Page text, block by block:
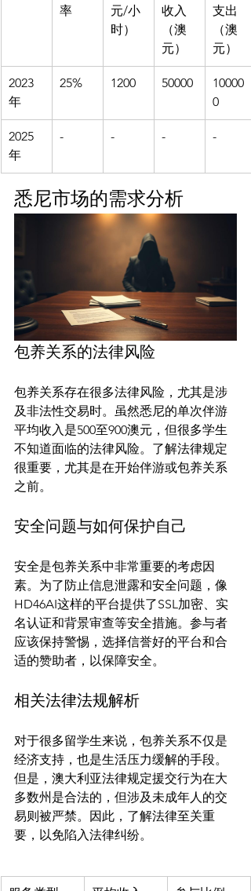
率
元/小
时）
收入
（澳
元）
支出
（澳
元）
2023
年
25% 1200 50000
10000
0
2025
年
- - - -
悉尼市场的需求分析
包养关系的法律风险
包养关系存在很多法律风险，尤其是涉
及非法性交易时。虽然悉尼的单次伴游
平均收入是500至900澳元，但很多学生
不知道面临的法律风险。了解法律规定
很重要，尤其是在开始伴游或包养关系
安全问题与如何保护自己
安全是包养关系中非常重要的考虑因
素。为了防止信息泄露和安全问题，像
HD46AI这样的平台提供了SSL加密、实
名认证和背景审查等安全措施。参与者
应该保持警惕，选择信誉好的平台和合
相关法律法规解析
对于很多留学生来说，包养关系不仅是
经济支持，也是生活压力缓解的手段。
但是，澳大利亚法律规定援交行为在大
多数州是合法的，但涉及未成年人的交
易则被严禁。因此，了解法律至关重